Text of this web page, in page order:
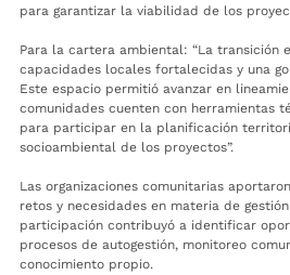
para garantizar la viabilidad de los
Para la cartera ambiental: “La transición
capacidades locales fortalecidas y una
Este espacio permitió avanzar en
comunidades cuenten con herramientas
para participar en la planificación
socioambiental de los proyectos”.
Las organizaciones comunitarias
retos y necesidades en materia de
participación contribuyó a identificar
procesos de autogestión, monitoreo
conocimiento propio.